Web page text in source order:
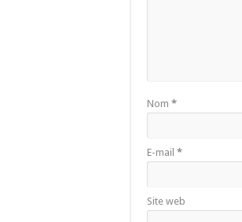
Nom *
E-mail *
Site web